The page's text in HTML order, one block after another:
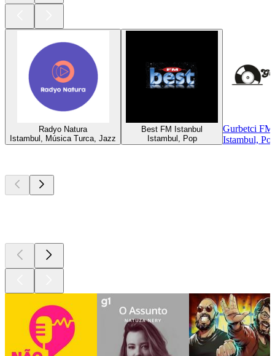
Radyo Natura
Istambul, Música Turca, Jazz
Best FM Istanbul
Istambul, Pop
Gurbetci FM
Istambul,